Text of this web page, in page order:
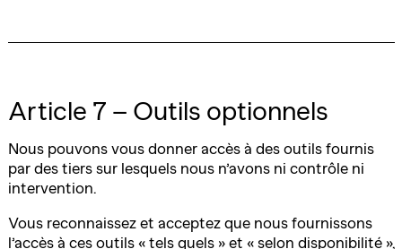
Article 7 – Outils optionnels
Nous pouvons vous donner accès à des outils fournis
par des tiers sur lesquels nous n’avons ni contrôle ni
intervention.
Vous reconnaissez et acceptez que nous fournissons
l’accès à ces outils « tels quels » et « selon disponibilité »,